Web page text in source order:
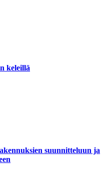
keleillä
suunnitteluun ja